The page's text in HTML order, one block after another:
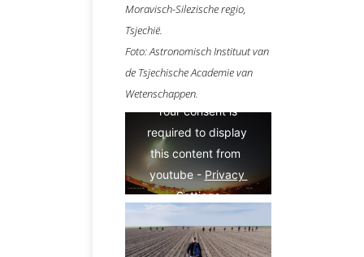
Moravisch-Silezische regio,
Tsjechië.
Foto: Astronomisch Instituut van
de Tsjechische Academie van
Wetenschappen.
Your consent is
required to display
this content from
youtube - Privacy
Settings